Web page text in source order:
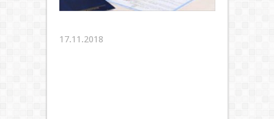
17.11.2018